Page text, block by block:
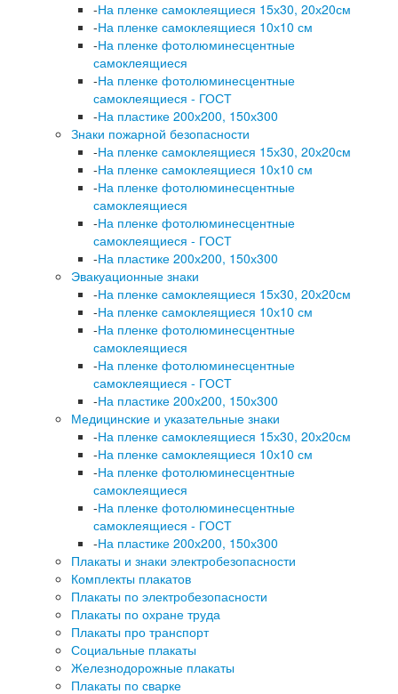
-На пленке самоклеящиеся 15х30, 20х20см
-На пленке самоклеящиеся 10х10 см
-На пленке фотолюминесцентные
самоклеящиеся
-На пленке фотолюминесцентные
самоклеящиеся - ГОСТ
-На пластике 200х200, 150х300
Знаки пожарной безопасности
-На пленке самоклеящиеся 15х30, 20х20см
-На пленке самоклеящиеся 10х10 см
-На пленке фотолюминесцентные
самоклеящиеся
-На пленке фотолюминесцентные
самоклеящиеся - ГОСТ
-На пластике 200х200, 150х300
Эвакуационные знаки
-На пленке самоклеящиеся 15х30, 20х20см
-На пленке самоклеящиеся 10х10 см
-На пленке фотолюминесцентные
самоклеящиеся
-На пленке фотолюминесцентные
самоклеящиеся - ГОСТ
-На пластике 200х200, 150х300
Медицинские и указательные знаки
-На пленке самоклеящиеся 15х30, 20х20см
-На пленке самоклеящиеся 10х10 см
-На пленке фотолюминесцентные
самоклеящиеся
-На пленке фотолюминесцентные
самоклеящиеся - ГОСТ
-На пластике 200х200, 150х300
Плакаты и знаки электробезопасности
Комплекты плакатов
Плакаты по электробезопасности
Плакаты по охране труда
Плакаты про транспорт
Социальные плакаты
Железнодорожные плакаты
Плакаты по сварке